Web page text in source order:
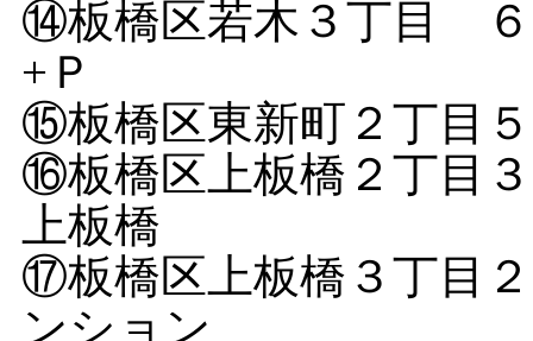
⑭板橋区若木３丁目
+Ｐ
⑮板橋区東新町２丁目
⑯板橋区上板橋２丁目
上板橋
⑰板橋区上板橋３丁目
ンション